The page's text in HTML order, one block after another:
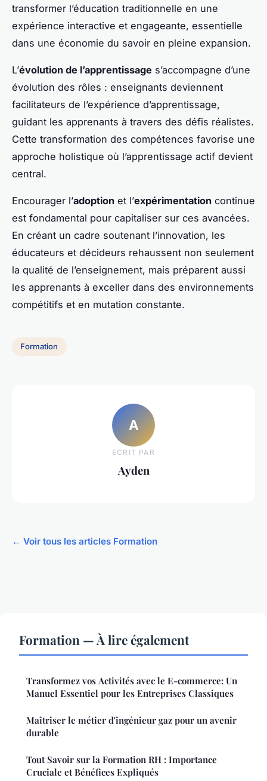
transformer l’éducation traditionnelle en une
expérience interactive et engageante, essentielle
dans une économie du savoir en pleine expansion.
L’évolution de l’apprentissage s’accompagne d’une
évolution des rôles : enseignants deviennent
facilitateurs de l’expérience d’apprentissage,
guidant les apprenants à travers des défis réalistes.
Cette transformation des compétences favorise une
approche holistique où l’apprentissage actif devient
central.
Encourager l’adoption et l’expérimentation continue
est fondamental pour capitaliser sur ces avancées.
En créant un cadre soutenant l’innovation, les
éducateurs et décideurs rehaussent non seulement
la qualité de l’enseignement, mais préparent aussi
les apprenants à exceller dans des environnements
compétitifs et en mutation constante.
Formation
A
ECRIT PAR
Ayden
← Voir tous les articles Formation
Formation — À lire également
Transformez vos Activités avec le E-commerce: Un
Manuel Essentiel pour les Entreprises Classiques
Maîtriser le métier d'ingénieur gaz pour un avenir
durable
Tout Savoir sur la Formation RH : Importance
Cruciale et Bénéfices Expliqués